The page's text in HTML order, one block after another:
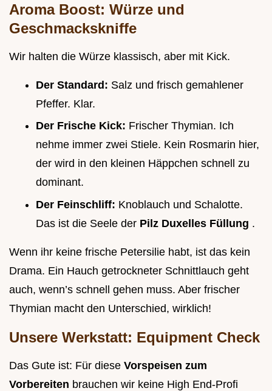
Aroma Boost: Würze und
Geschmackskniffe
Wir halten die Würze klassisch, aber mit Kick.
Der Standard: Salz und frisch gemahlener
Pfeffer. Klar.
Der Frische Kick: Frischer Thymian. Ich
nehme immer zwei Stiele. Kein Rosmarin hier,
der wird in den kleinen Häppchen schnell zu
dominant.
Der Feinschliff: Knoblauch und Schalotte.
Das ist die Seele der Pilz Duxelles Füllung .
Wenn ihr keine frische Petersilie habt, ist das kein
Drama. Ein Hauch getrockneter Schnittlauch geht
auch, wenn’s schnell gehen muss. Aber frischer
Thymian macht den Unterschied, wirklich!
Unsere Werkstatt: Equipment Check
Das Gute ist: Für diese Vorspeisen zum
Vorbereiten brauchen wir keine High End-Profi